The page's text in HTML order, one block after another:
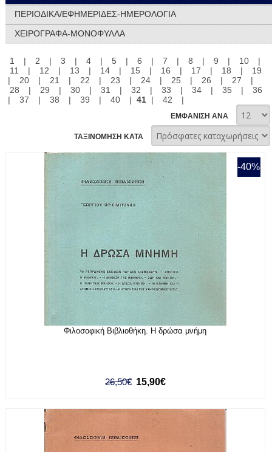
ΠΕΡΙΟΔΙΚΑ/ΕΦΗΜΕΡΙΔΕΣ-ΗΜΕΡΟΛΟΓΙΑ
ΧΕΙΡΟΓΡΑΦΑ-ΜΟΝΟΦΥΛΛΑ
1 | 2 | 3 | 4 | 5 | 6 | 7 | 8 | 9 | 10
|
11
| 12 | 13 | 14 | 15 | 16 | 17 | 18 |
19
|
20 | 21 | 22 | 23 | 24 | 25 | 26 | 27
|
28
| 29 | 30 | 31 | 32 | 33 | 34 | 35 |
36
|
37 | 38 | 39 | 40 | 41| 42 |
ΕΜΦΑΝΙΣΗ ΑΝΑ
ΤΑΞΙΝΟΜΗΣΗ ΚΑΤΑ
-40%
Φιλοσοφική Βιβλιοθήκη. Η δρώσα μνήμη
26,50€ 15,90€